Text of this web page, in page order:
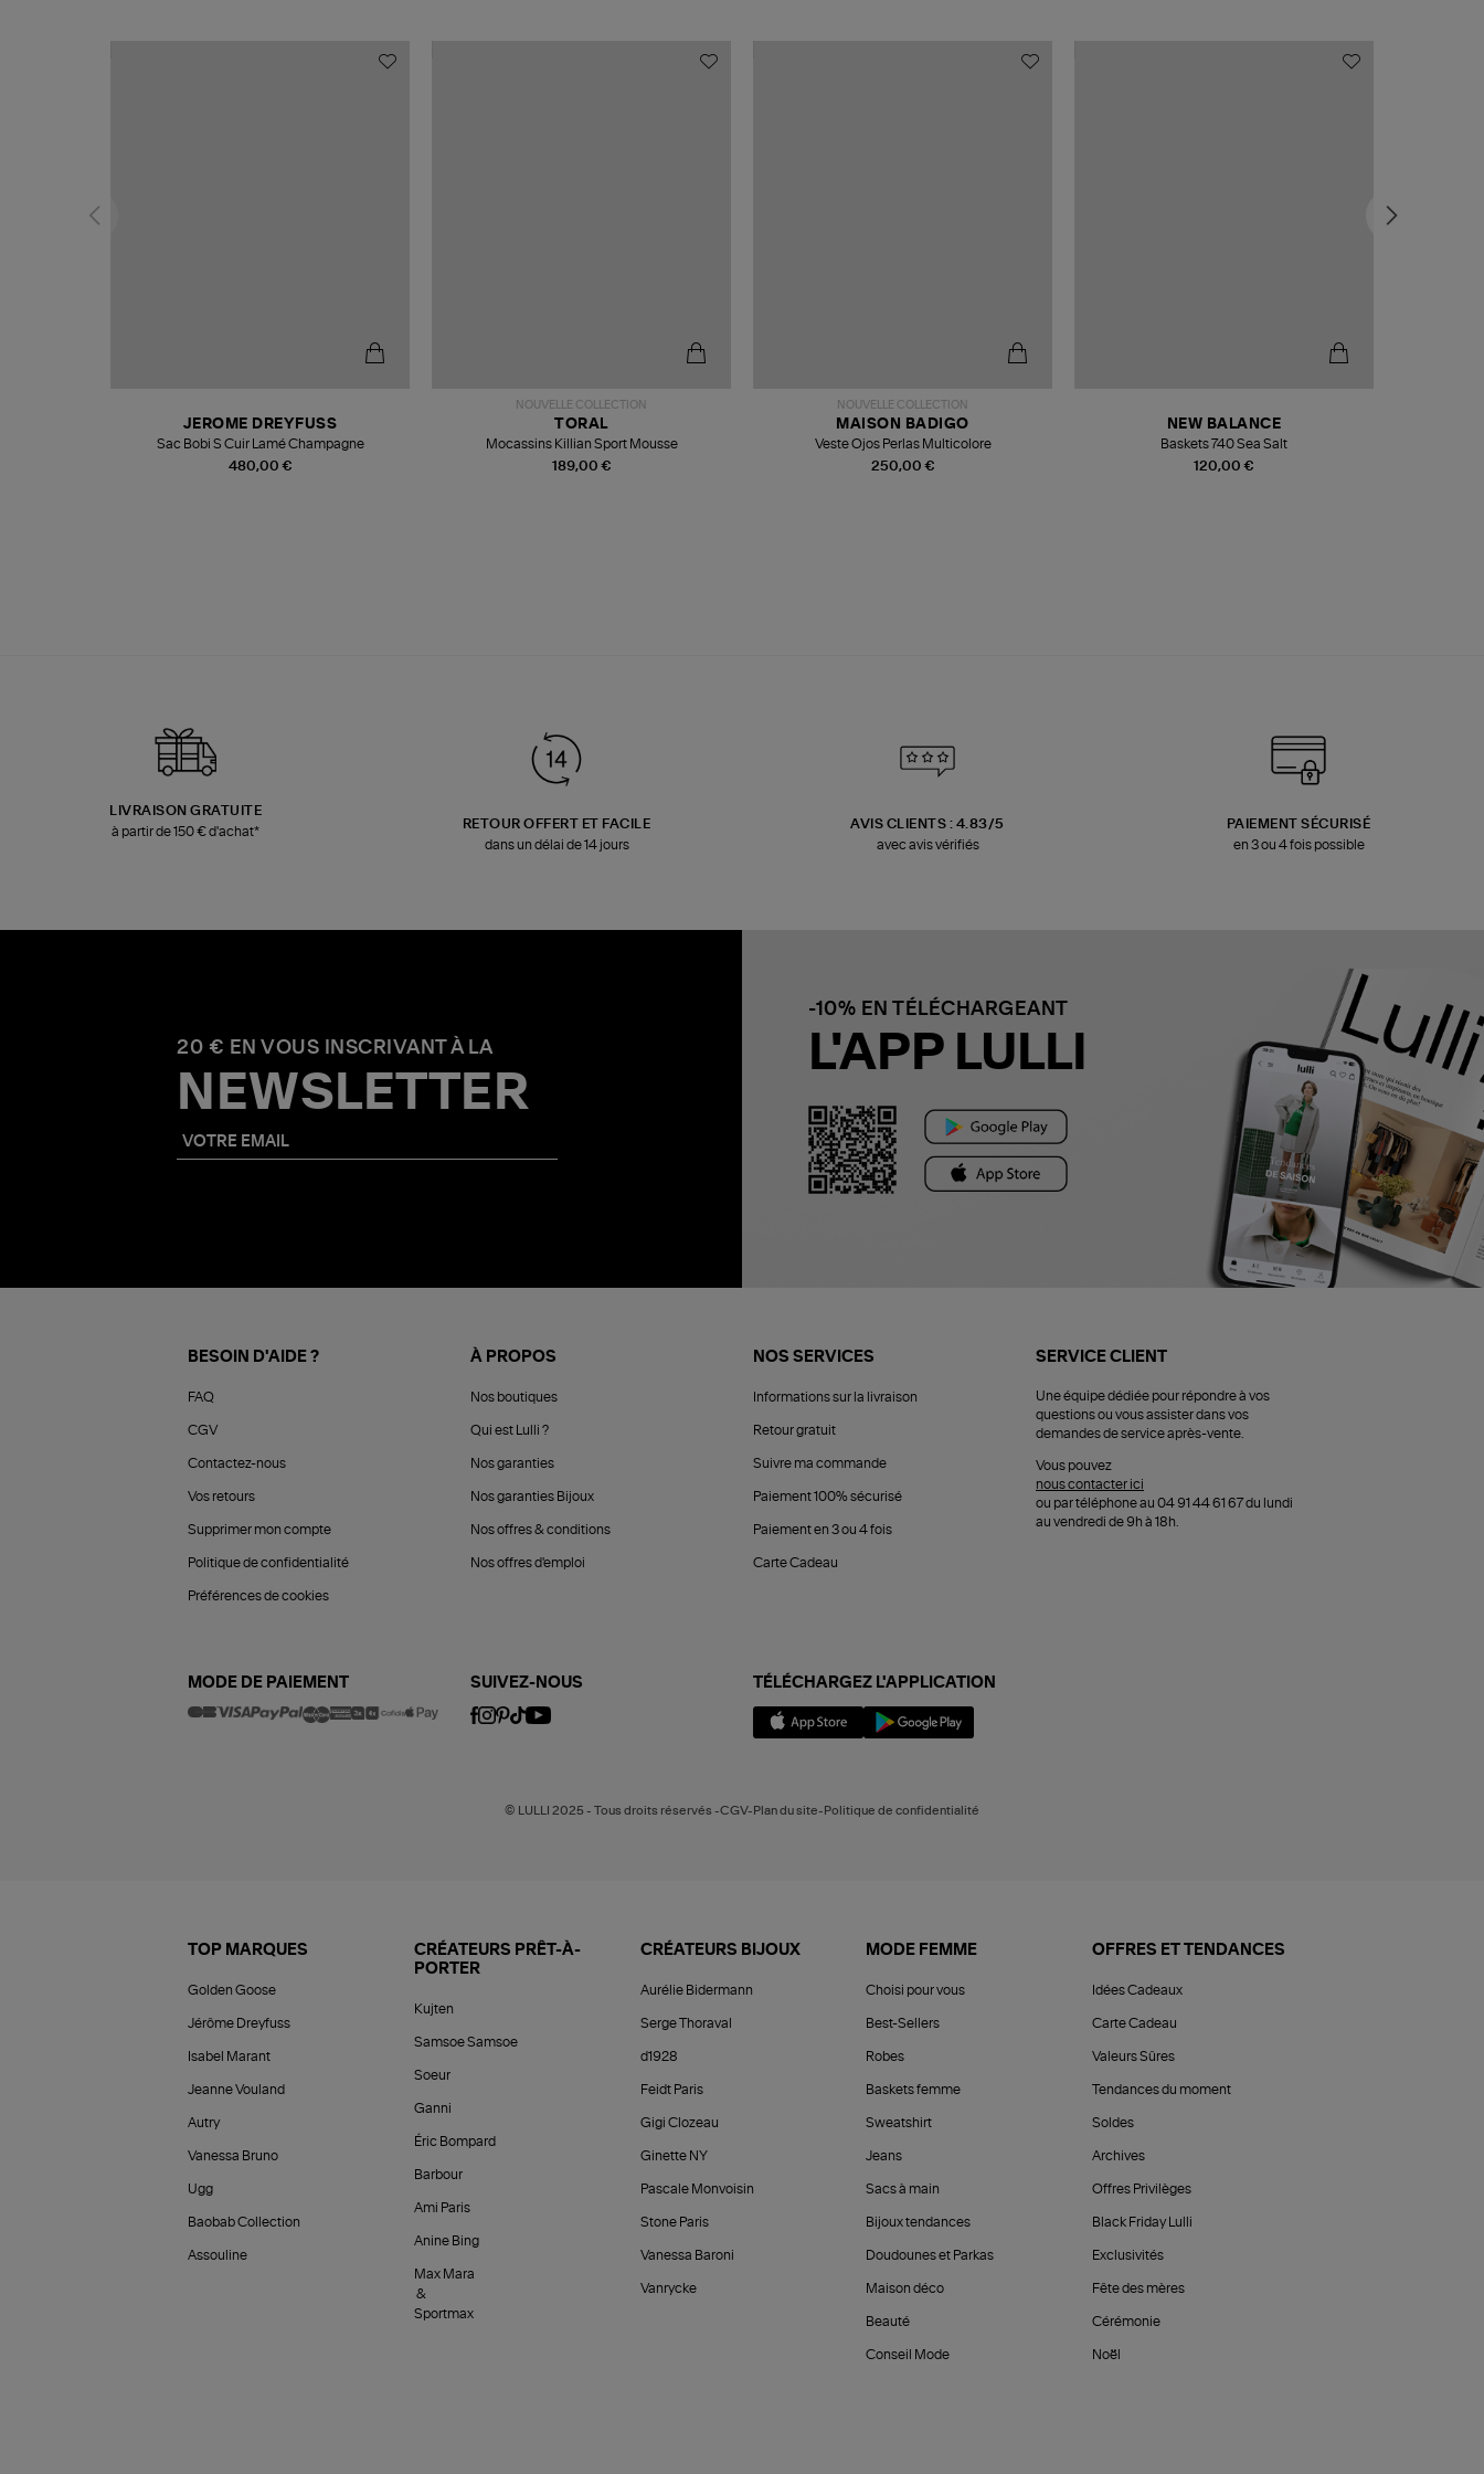
480,00 €
JEROME DREYFUSS
Sac Bobi S Cuir Lamé Champagne
NOUVELLE COLLECTION
189,00 €
TORAL
Mocassins Killian Sport Mousse
NOUVELLE COLLECTION
250,00 €
MAISON BADIGO
Veste Ojos Perlas Multicolore
120,00 €
NEW BALANCE
Baskets 740 Sea Salt
LIVRAISON GRATUITE
à partir de 150 € d'achat*
RETOUR OFFERT ET FACILE
dans un délai de 14 jours
AVIS CLIENTS : 4.83/5
avec avis vérifiés
PAIEMENT SÉCURISÉ
en 3 ou 4 fois possible
20 € EN VOUS INSCRIVANT À LA
NEWSLETTER
-10% EN TÉLÉCHARGEANT
L'APP LULLI
BESOIN D'AIDE ?
FAQ
CGV
Contactez-nous
Vos retours
Supprimer mon compte
Politique de confidentialité
Préférences de cookies
À PROPOS
Nos boutiques
Qui est Lulli ?
Nos garanties
Nos garanties Bijoux
Nos offres & conditions
Nos offres d'emploi
NOS SERVICES
Informations sur la livraison
Retour gratuit
Suivre ma commande
Paiement 100% sécurisé
Paiement en 3 ou 4 fois
Carte Cadeau
SERVICE CLIENT
Une équipe dédiée pour répondre à vos
questions ou vous assister dans vos
demandes de service après-vente.
Vous pouvez
nous contacter ici
ou par téléphone au 04 91 44 61 67 du lundi
au vendredi de 9h à 18h.
MODE DE PAIEMENT SUIVEZ-NOUS TÉLÉCHARGEZ L'APPLICATION
© LULLI 2025 - Tous droits réservés -CGV-Plan du site-Politique de confidentialité
TOP MARQUES
Golden Goose
Jérôme Dreyfuss
Isabel Marant
Jeanne Vouland
Autry
Vanessa Bruno
Ugg
Baobab Collection
Assouline
CRÉATEURS PRÊT-À-
PORTER
Kujten
Samsoe Samsoe
Soeur
Ganni
Éric Bompard
Barbour
Ami Paris
Anine Bing
Max Mara
&
Sportmax
CRÉATEURS BIJOUX
Aurélie Bidermann
Serge Thoraval
d1928
Feidt Paris
Gigi Clozeau
Ginette NY
Pascale Monvoisin
Stone Paris
Vanessa Baroni
Vanrycke
MODE FEMME
Choisi pour vous
Best-Sellers
Robes
Baskets femme
Sweatshirt
Jeans
Sacs à main
Bijoux tendances
Doudounes et Parkas
Maison déco
Beauté
Conseil Mode
OFFRES ET TENDANCES
Idées Cadeaux
Carte Cadeau
Valeurs Sûres
Tendances du moment
Soldes
Archives
Offres Privilèges
Black Friday Lulli
Exclusivités
Fête des mères
Cérémonie
Noël